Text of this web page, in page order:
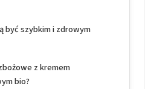
być szybkim i zdrowym
z kremem
bio?